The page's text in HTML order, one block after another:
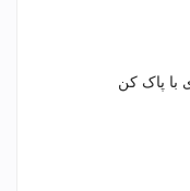
میلیمتری با پاک کن